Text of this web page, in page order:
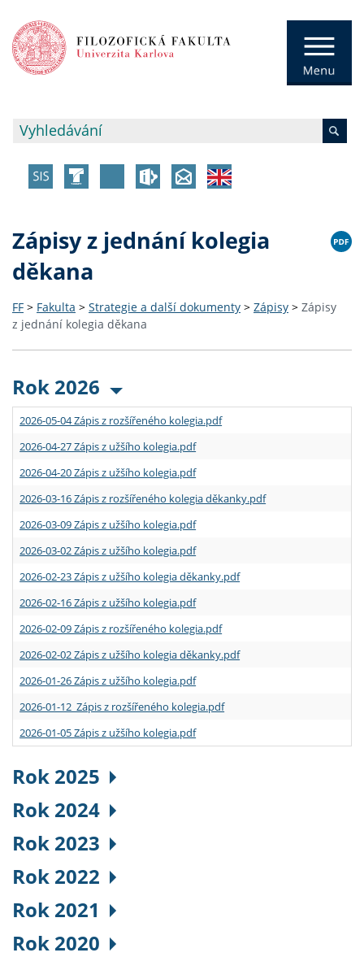
Zápisy z jednání kolegia
děkana
FF > Fakulta > Strategie a další dokumenty > Zápisy > Zápisy
z jednání kolegia děkana
Rok 2026
2026-05-04 Zápis z rozšířeného kolegia.pdf
2026-04-27 Zápis z užšího kolegia.pdf
2026-04-20 Zápis z užšího kolegia.pdf
2026-03-16 Zápis z rozšířeného kolegia děkanky.pdf
2026-03-09 Zápis z užšího kolegia.pdf
2026-03-02 Zápis z užšího kolegia.pdf
2026-02-23 Zápis z užšího kolegia děkanky.pdf
2026-02-16 Zápis z užšího kolegia.pdf
2026-02-09 Zápis z rozšířeného kolegia.pdf
2026-02-02 Zápis z užšího kolegia děkanky.pdf
2026-01-26 Zápis z užšího kolegia.pdf
2026-01-12 Zápis z rozšířeného kolegia.pdf
2026-01-05 Zápis z užšího kolegia.pdf
Rok 2025
Rok 2024
Rok 2023
Rok 2022
Rok 2021
Rok 2020